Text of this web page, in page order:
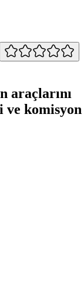
araçlarını
komisyon